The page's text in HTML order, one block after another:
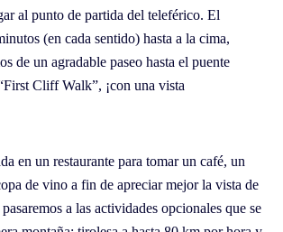
al punto de partida del teleférico. El
(en cada sentido) hasta a la cima,
de un agradable paseo hasta el puente
Cliff Walk”, ¡con una vista
en un restaurante para tomar un café, un
de vino a fin de apreciar mejor la vista de
a las actividades opcionales que se